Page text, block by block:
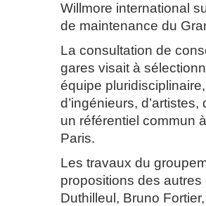
Willmore international
de maintenance du
La consultation de
gares visait à
équipe
d’ingénieurs,
un référentiel commun
Paris.
Les travaux du
propositions des
Duthilleul, Bruno